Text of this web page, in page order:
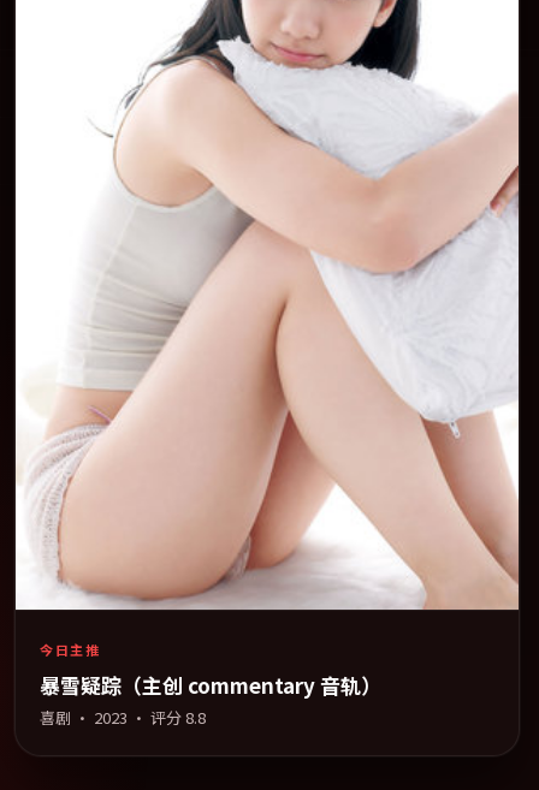
今日主推
暴雪疑踪（主创 commentary 音轨）
喜剧 · 2023 · 评分 8.8